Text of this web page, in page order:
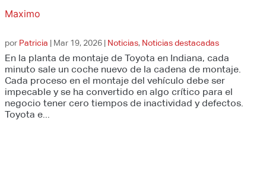
Maximo
por Patricia | Mar 19, 2026 | Noticias, Noticias destacadas
En la planta de montaje de Toyota en Indiana, cada
minuto sale un coche nuevo de la cadena de montaje.
Cada proceso en el montaje del vehículo debe ser
impecable y se ha convertido en algo crítico para el
negocio tener cero tiempos de inactividad y defectos.
Toyota e...